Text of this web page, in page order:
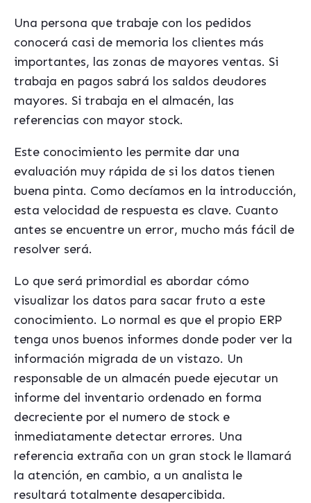
Una persona que trabaje con los pedidos
conocerá casi de memoria los clientes más
importantes, las zonas de mayores ventas. Si
trabaja en pagos sabrá los saldos deudores
mayores. Si trabaja en el almacén, las
referencias con mayor stock.
Este conocimiento les permite dar una
evaluación muy rápida de si los datos tienen
buena pinta. Como decíamos en la introducción,
esta velocidad de respuesta es clave. Cuanto
antes se encuentre un error, mucho más fácil de
resolver será.
Lo que será primordial es abordar cómo
visualizar los datos para sacar fruto a este
conocimiento. Lo normal es que el propio ERP
tenga unos buenos informes donde poder ver la
información migrada de un vistazo. Un
responsable de un almacén puede ejecutar un
informe del inventario ordenado en forma
decreciente por el numero de stock e
inmediatamente detectar errores. Una
referencia extraña con un gran stock le llamará
la atención, en cambio, a un analista le
resultará totalmente desapercibida.